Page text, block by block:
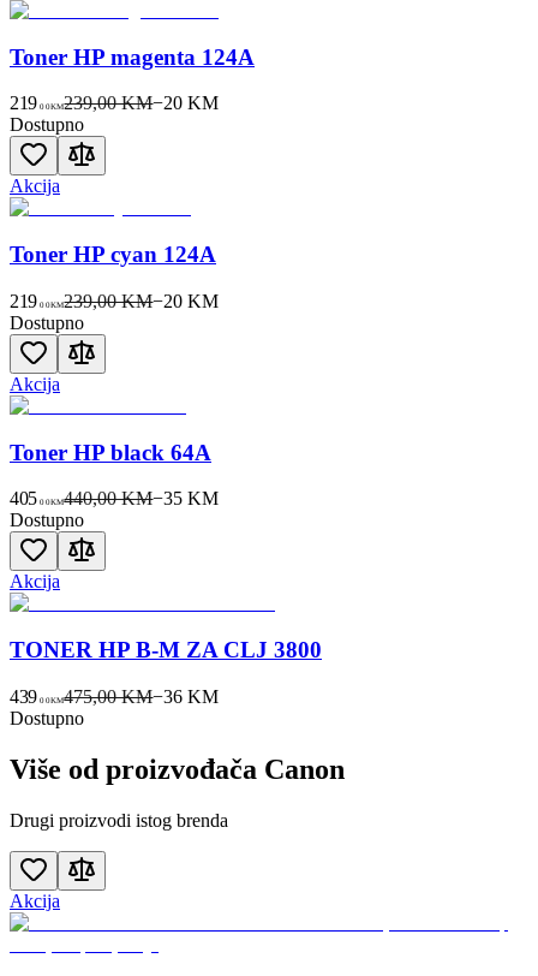
Toner HP magenta 124A
219 00KM239,00 KM−20 KM
Dostupno
Akcija
Toner HP cyan 124A
219 00KM239,00 KM−20 KM
Dostupno
Akcija
Toner HP black 64A
405 00KM440,00 KM−35 KM
Dostupno
Akcija
TONER HP B-M ZA CLJ 3800
439 00KM475,00 KM−36 KM
Dostupno
Više od proizvođača Canon
Drugi proizvodi istog brenda
Akcija